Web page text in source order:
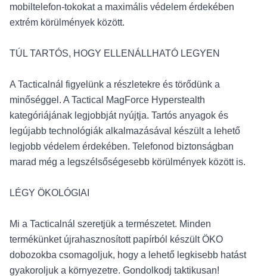
mobiltelefon-tokokat a maximális védelem érdekében
extrém körülmények között.
TÚL TARTÓS, HOGY ELLENÁLLHATÓ LEGYEN
A Tacticalnál figyelünk a részletekre és törődünk a
minőséggel. A Tactical MagForce Hyperstealth
kategóriájának legjobbját nyújtja. Tartós anyagok és
legújabb technológiák alkalmazásával készült a lehető
legjobb védelem érdekében. Telefonod biztonságban
marad még a legszélsőségesebb körülmények között is.
LÉGY ÖKOLÓGIAI
Mi a Tacticalnál szeretjük a természetet. Minden
termékünket újrahasznosított papírból készült ÖKO
dobozokba csomagoljuk, hogy a lehető legkisebb hatást
gyakoroljuk a környezetre. Gondolkodj taktikusan!